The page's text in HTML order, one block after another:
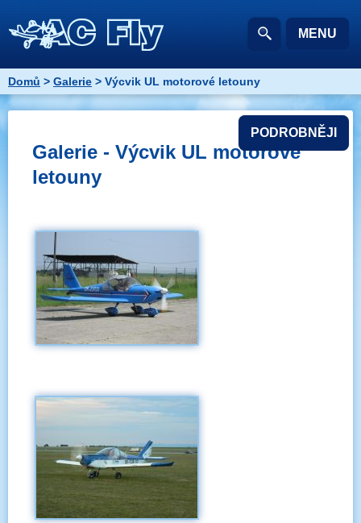
MENU
Domů > Galerie > Výcvik UL motorové letouny
PODROBNĚJI
Galerie - Výcvik UL motorové
letouny